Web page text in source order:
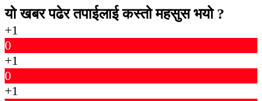
यो खबर पढेर तपाईलाई कस्तो महसुस भयो ?
+1
0
+1
0
+1